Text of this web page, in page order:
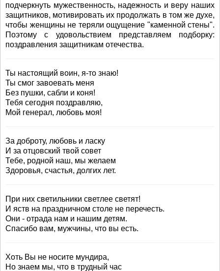
подчеркнуть мужественность, надежность и веру наших
защитников, мотивировать их продолжать в том же духе,
чтобы женщины не теряли ощущение "каменной стены".
Поэтому с удовольствием представляем подборку:
поздравления защитникам отечества.
Ты настоящий воин, я-то знаю!
Ты смог завоевать меня
Без пушки, сабли и коня!
Тебя сегодня поздравляю,
Мой генерал, любовь моя!
За доброту, любовь и ласку
И за отцовский твой совет
Тебе, родной наш, мы желаем
Здоровья, счастья, долгих лет.
При них светильники светлее светят!
И яств на праздничном столе не перечесть.
Они - отрада нам и нашим детям.
Спасибо вам, мужчины, что вы есть.
Хоть Вы не носите мундира,
Но знаем мы, что в трудный час